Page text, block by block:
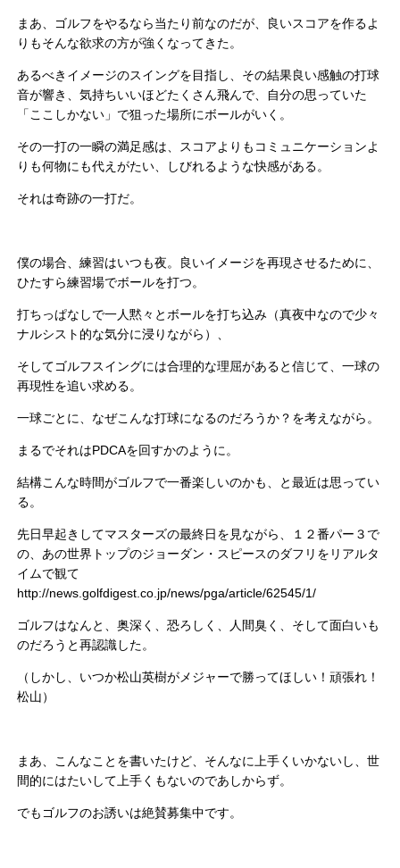
まあ、ゴルフをやるなら当たり前なのだが、良いスコアを作るよ
りもそんな欲求の方が強くなってきた。
あるべきイメージのスイングを目指し、その結果良い感触の打球
音が響き、気持ちいいほどたくさん飛んで、自分の思っていた
「ここしかない」で狙った場所にボールがいく。
その一打の一瞬の満足感は、スコアよりもコミュニケーションよ
りも何物にも代えがたい、しびれるような快感がある。
それは奇跡の一打だ。
僕の場合、練習はいつも夜。良いイメージを再現させるために、
ひたすら練習場でボールを打つ。
打ちっぱなしで一人黙々とボールを打ち込み（真夜中なので少々
ナルシスト的な気分に浸りながら）、
そしてゴルフスイングには合理的な理屈があると信じて、一球の
再現性を追い求める。
一球ごとに、なぜこんな打球になるのだろうか？を考えながら。
まるでそれはPDCAを回すかのように。
結構こんな時間がゴルフで一番楽しいのかも、と最近は思ってい
る。
先日早起きしてマスターズの最終日を見ながら、１２番パー３で
の、あの世界トップのジョーダン・スピースのダフリをリアルタ
イムで観て
http://news.golfdigest.co.jp/news/pga/article/62545/1/
ゴルフはなんと、奥深く、恐ろしく、人間臭く、そして面白いも
のだろうと再認識した。
（しかし、いつか松山英樹がメジャーで勝ってほしい！頑張れ！
松山）
まあ、こんなことを書いたけど、そんなに上手くいかないし、世
間的にはたいして上手くもないのであしからず。
でもゴルフのお誘いは絶賛募集中です。